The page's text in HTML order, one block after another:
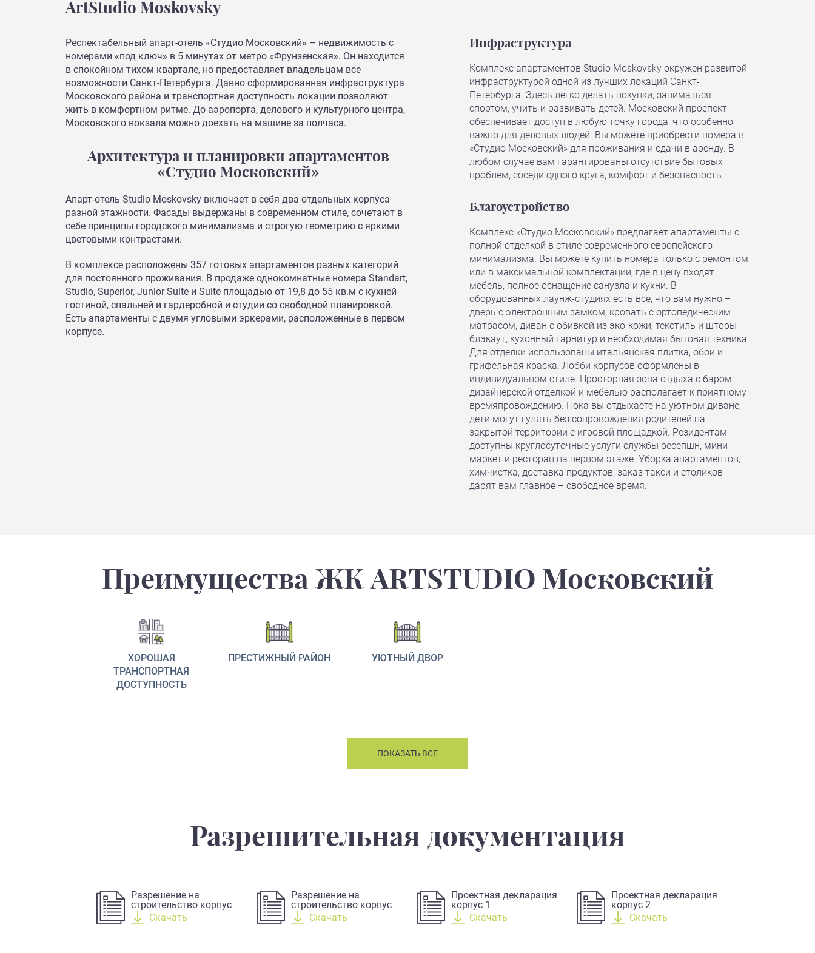
ArtStudio Moskovsky
Респектабельный апарт-отель «Студио Московский» – недвижимость с
номерами «под ключ» в 5 минутах от метро «Фрунзенская». Он находится
в спокойном тихом квартале, но предоставляет владельцам все
возможности Санкт-Петербурга. Давно сформированная инфраструктура
Московского района и транспортная доступность локации позволяют
жить в комфортном ритме. До аэропорта, делового и культурного центра,
Московского вокзала можно доехать на машине за полчаса.
Архитектура и планировки апартаментов
«Студио Московский»
Апарт-отель Studio Moskovsky включает в себя два отдельных корпуса
разной этажности. Фасады выдержаны в современном стиле, сочетают в
себе принципы городского минимализма и строгую геометрию с яркими
цветовыми контрастами.
В комплексе расположены 357 готовых апартаментов разных категорий
для постоянного проживания. В продаже однокомнатные номера Standart,
Studio, Superior, Junior Suite и Suite площадью от 19,8 до 55 кв.м с кухней-
гостиной, спальней и гардеробной и студии со свободной планировкой.
Есть апартаменты с двумя угловыми эркерами, расположенные в первом
корпусе.
Инфраструктура
Комплекс апартаментов Studio Moskovsky окружен развитой
инфраструктурой одной из лучших локаций Санкт-
Петербурга. Здесь легко делать покупки, заниматься
спортом, учить и развивать детей. Московский проспект
обеспечивает доступ в любую точку города, что особенно
важно для деловых людей. Вы можете приобрести номера в
«Студио Московский» для проживания и сдачи в аренду. В
любом случае вам гарантированы отсутствие бытовых
проблем, соседи одного круга, комфорт и безопасность.
Благоустройство
Комплекс «Студио Московский» предлагает апартаменты с
полной отделкой в стиле современного европейского
минимализма. Вы можете купить номера только с ремонтом
или в максимальной комплектации, где в цену входят
мебель, полное оснащение санузла и кухни. В
оборудованных лаунж-студиях есть все, что вам нужно –
дверь с электронным замком, кровать с ортопедическим
матрасом, диван с обивкой из эко-кожи, текстиль и шторы-
блэкаут, кухонный гарнитур и необходимая бытовая техника.
Для отделки использованы итальянская плитка, обои и
грифельная краска. Лобби корпусов оформлены в
индивидуальном стиле. Просторная зона отдыха с баром,
дизайнерской отделкой и мебелью располагает к приятному
времяпровождению. Пока вы отдыхаете на уютном диване,
дети могут гулять без сопровождения родителей на
закрытой территории с игровой площадкой. Резидентам
доступны круглосуточные услуги службы ресепшн, мини-
маркет и ресторан на первом этаже. Уборка апартаментов,
химчистка, доставка продуктов, заказ такси и столиков
дарят вам главное – свободное время.
Преимущества ЖК ARTSTUDIO Московский
ХОРОШАЯ
ТРАНСПОРТНАЯ
ДОСТУПНОСТЬ
ПРЕСТИЖНЫЙ РАЙОН УЮТНЫЙ ДВОР
ПОКАЗАТЬ ВСЕ
Разрешительная документация
Разрешение на
строительство корпус
Скачать
Разрешение на
строительство корпус
Скачать
Проектная декларация
корпус 1
Скачать
Проектная декларация
корпус 2
Скачать